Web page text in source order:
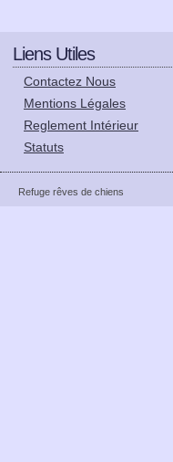
Liens Utiles
Contactez Nous
Mentions Légales
Reglement Intérieur
Statuts
Refuge rêves de chiens